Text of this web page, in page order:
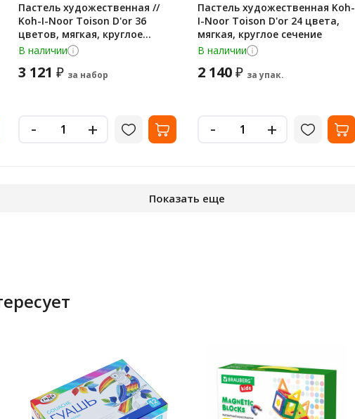
Пастель художественная //
Koh-I-Noor Toison D'or 36
цветов, мягкая, круглое
сечение
В наличии
3 121 ₽ за набор
- +
Пастель художественная Koh-
I-Noor Toison D'or 24 цвета,
мягкая, круглое сечение
В наличии
2 140₽ за упак.
- +
Показать еще